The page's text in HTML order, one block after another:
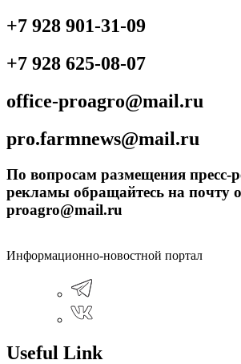
+7 928 901-31-09
+7 928 625-08-07
office-proagro@mail.ru
pro.farmnews@mail.ru
По вопросам размещения пресс-
рекламы обращайтесь на почту
proagro@mail.ru
Информационно-новостной портал
Useful Link